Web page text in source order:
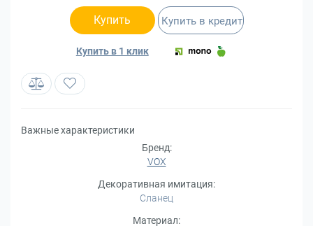
Купить
Купить в 1 клик
Купить в кредит
Важные характеристики
Бренд:
VOX
Декоративная имитация:
Сланец
Материал: